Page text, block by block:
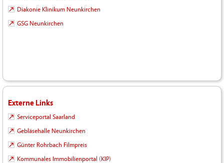
Diakonie Klinikum Neunkirchen
GSG Neunkirchen
Externe Links
Serviceportal Saarland
Gebläsehalle Neunkirchen
Günter Rohrbach Filmpreis
Kommunales Immobilienportal (KIP)